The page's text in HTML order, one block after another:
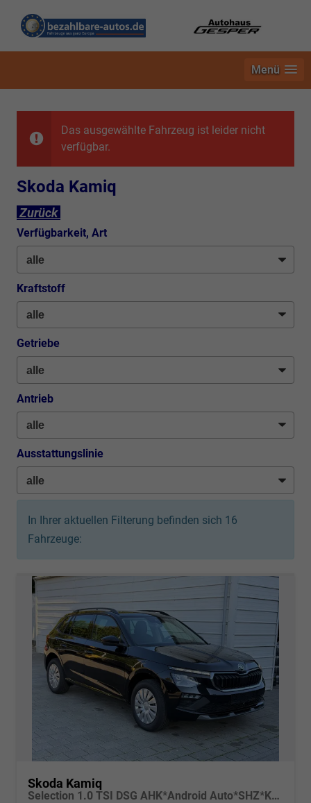
Menü
Das ausgewählte Fahrzeug ist leider nicht
verfügbar.
Skoda Kamiq
Zurück
Verfügbarkeit, Art
Kraftstoff
Getriebe
Antrieb
Ausstattungslinie
In Ihrer aktuellen Filterung befinden sich 16
Fahrzeuge:
Skoda Kamiq
Selection 1.0 TSI DSG AHK*Android Auto*SHZ*Kamera*Keyless*2Z Klimaauto*